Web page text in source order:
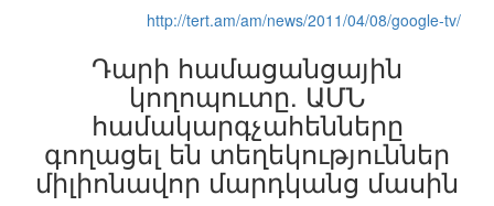
http://tert.am/am/news/2011/04/08/google-tv/
Դարի համացանցային
կողոպուտը. ԱՄՆ
համակարգչահենները
գողացել են տեղեկություններ
միլիոնավոր մարդկանց մասին